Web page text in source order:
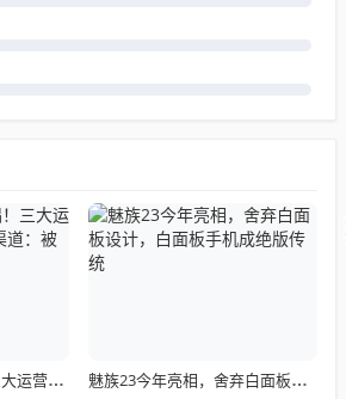
19元200G或成绝唱！三大运营商关停所有第三方渠道：被指变相涨价 魅族23今年亮相，舍弃白面板设计，白面板手机成绝版传统